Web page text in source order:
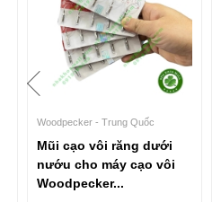
Woodpecker - Trung Quốc
Mũi cạo vôi răng dưới
nướu cho máy cạo vôi
Woodpecker...